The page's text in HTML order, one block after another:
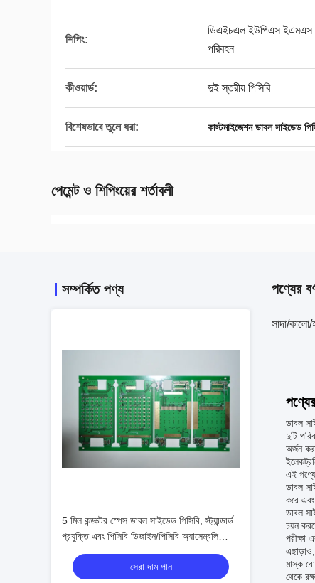
শিপিং:
ডিএইচএল ইউপিএস ইএমএস
পরিবহন
কীওয়ার্ড: দুই স্তরীয় পিসিবি
বিশেষভাবে তুলে ধরা: কাস্টমাইজেশন ডাবল সাইডেড
পেমেন্ট ও শিপিংয়ের শর্তাবলী
সম্পর্কিত পণ্য
5 মিল কন্ডাক্টর স্পেস ডাবল সাইডেড পিসিবি, স্ট্যান্ডার্ড
প্রযুক্তি এবং পিসিবি ডিজাইন/পিসিবি অ্যাসেম্বলি
পরিষেবা সহ
সেরা দাম পান
পণ্যের
সাদা/
পণ্যের
ডাবল
দুটি
অর্জন
এই
ডাবল
করে
ডাবল
চয়ন
পরীক্ষা
মাস্ক
থেকে